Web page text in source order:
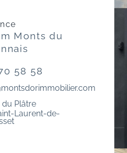
Monts du
58 58
du Plâtre
Laurent-de-